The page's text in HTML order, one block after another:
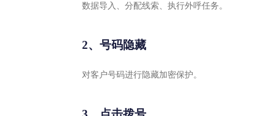
数据导入、分配线索、执行外呼任务。
2、号码隐藏
对客户号码进行隐藏加密保护。